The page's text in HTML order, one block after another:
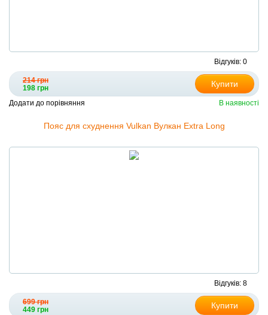
Відгуків: 0
214 грн
198 грн
Купити
Додати до порівняння В наявності
Пояс для схуднення Vulkan Вулкан Extra Long
Відгуків: 8
699 грн
449 грн
Купити